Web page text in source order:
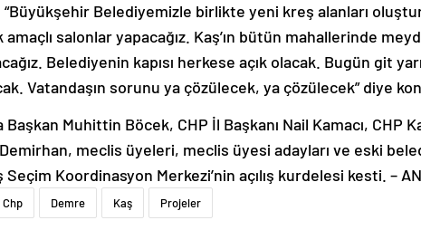
Belediyemizle birlikte yeni kreş alanları
salonlar yapacağız. Kaş’ın bütün mahallerinde
Belediyenin kapısı herkese açık olacak. Bugün git
Vatandaşın sorunu ya çözülecek, ya çözülecek” diye
Başkan Muhittin Böcek, CHP İl Başkanı Nail Kamacı, CHP
meclis üyeleri, meclis üyesi adayları ve eski
Koordinasyon Merkezi’nin açılış kurdelesi kesti. –
Chp Demre Kaş Projeler